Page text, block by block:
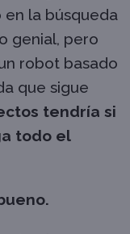
en la búsqueda
genial, pero
robot basado
que sigue
tendría si
todo el